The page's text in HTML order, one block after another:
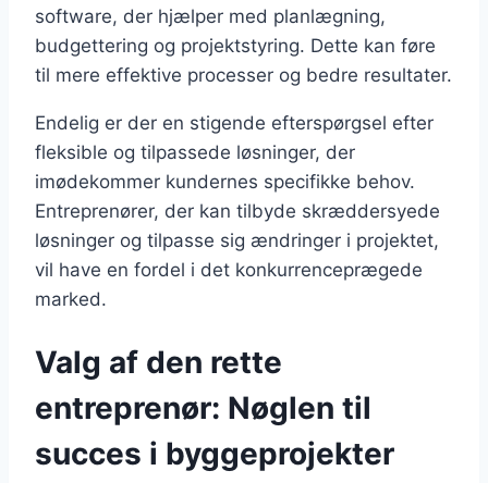
software, der hjælper med planlægning,
budgettering og projektstyring. Dette kan føre
til mere effektive processer og bedre resultater.
Endelig er der en stigende efterspørgsel efter
fleksible og tilpassede løsninger, der
imødekommer kundernes specifikke behov.
Entreprenører, der kan tilbyde skræddersyede
løsninger og tilpasse sig ændringer i projektet,
vil have en fordel i det konkurrenceprægede
marked.
Valg af den rette
entreprenør: Nøglen til
succes i byggeprojekter